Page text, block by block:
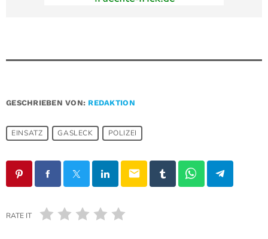
GESCHRIEBEN VON: REDAKTION
EINSATZ GASLECK POLIZEI
email
RATE IT